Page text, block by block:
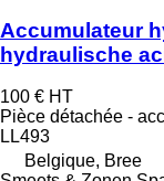
Accumulateur
hydraulische
100 € HT
Pièce détachée -
LL493
Belgique, Bree